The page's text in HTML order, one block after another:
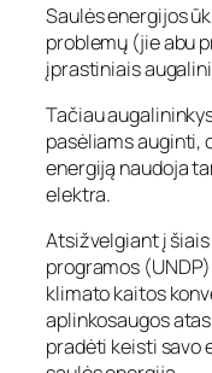
Saulės energijos
problemų (jie abu
įprastiniais
Tačiau
pasėliams auginti,
energiją naudoja
elektra.
Atsižvelgiant į
programos
klimato kaitos
aplinkosaugos
pradėti keisti savo